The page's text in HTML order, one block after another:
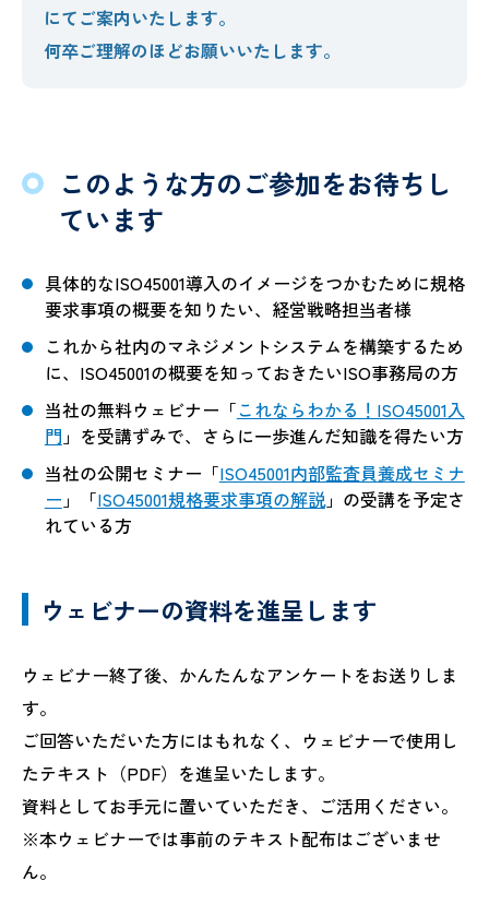
にてご案内いたします。
何卒ご理解のほどお願いいたします。
このような方のご参加をお待ちし
ています
具体的なISO45001導入のイメージをつかむために規格
要求事項の概要を知りたい、経営戦略担当者様
これから社内のマネジメントシステムを構築するため
に、ISO45001の概要を知っておきたいISO事務局の方
当社の無料ウェビナー「これならわかる！ISO45001入
門 」を受講ずみで、さらに一歩進んだ知識を得たい方
当社の公開セミナー「ISO45001内部監査員養成セミナ
ー 」「ISO45001規格要求事項の解説」の受講を予定さ
れている方
ウェビナーの資料を進呈します
ウェビナー終了後、かんたんなアンケートをお送りしま
す。
ご回答いただいた方にはもれなく、ウェビナーで使用し
たテキスト（PDF）を進呈いたします。
資料としてお手元に置いていただき、ご活用ください。
※本ウェビナーでは事前のテキスト配布はございませ
ん。